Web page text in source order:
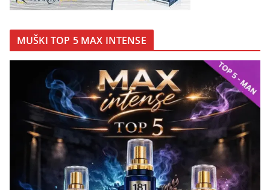
MUŠKI TOP 5 MAX INTENSE